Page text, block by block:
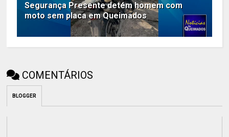
Segurança Presente detém homem com
moto sem placa em Queimados
COMENTÁRIOS
BLOGGER